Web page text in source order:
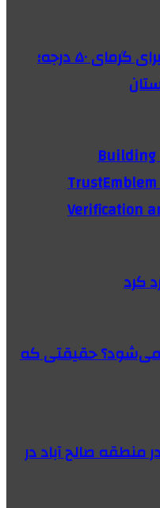
هشدار قرمز هواشناسی برای گرمای ۵۰ درجه؛
Building
Verification
کرد
می‌شود؟ حقیقتی که
منطقه صالح آباد در